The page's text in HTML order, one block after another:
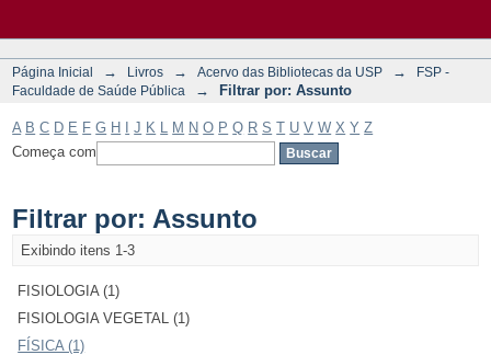
Página Inicial → Livros → Acervo das Bibliotecas da USP →
FSP -
Faculdade de Saúde Pública
→ Filtrar por: Assunto
A B C D E F G H J K M N O P Q R S T U V W X Y Z
Começa com
Filtrar por: Assunto
Exibindo itens 1-3
FISIOLOGIA (1)
FISIOLOGIA VEGETAL (1)
FÍSICA (1)